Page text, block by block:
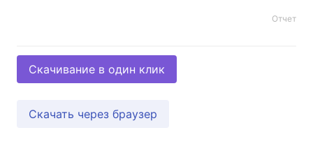
Отчет
Скачивание в один клик
Скачать через браузер